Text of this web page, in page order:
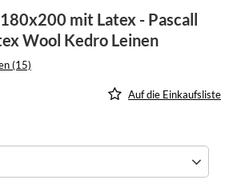
mit Latex - Pascall
Wool Kedro Leinen
(15)
Auf die Einkaufsliste